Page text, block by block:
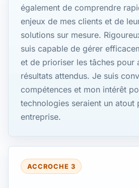
également de comprendre
enjeux de mes clients et de
solutions sur mesure.
suis capable de gérer
et de prioriser les tâches pour
résultats attendus. Je suis
compétences et mon intérêt
technologies seraient un atout
entreprise.
ACCROCHE 3